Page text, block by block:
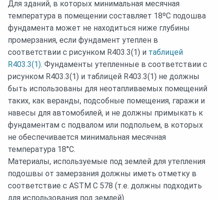
Для зданий, в которых минимальная месячная
температура в помещении составляет 18ºС подошва
фундамента может не находиться ниже глубины
промерзания, если фундамент утеплен в
соответствии с рисунком R403.3(1) и таблицей
R403.3(1). Фундаменты утепленные в соответствии с
рисунком R403.3(1) и таблицей R403.3(1) не должны
быть использованы для неотапливаемых помещений
таких, как веранды, подсобные помещения, гаражи и
навесы для автомобилей, и не должны примыкать к
фундаментам с подвалом или подпольем, в которых
не обеспечивается минимальная месячная
температура 18°C.
Материалы, используемые под землей для утепления
подошвы от замерзания должны иметь отметку в
соответствие с ASTM C 578 (т.е. должны подходить
для использования под землей).